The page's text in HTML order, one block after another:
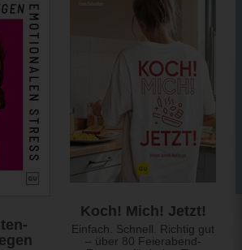
Koch! Mich! Jetzt!
Einfach. Schnell. Richtig gut
– über 80 Feierabend-